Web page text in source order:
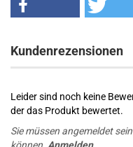
Kundenrezensionen
Leider sind noch keine
der das Produkt bewertet.
Sie müssen angemeldet